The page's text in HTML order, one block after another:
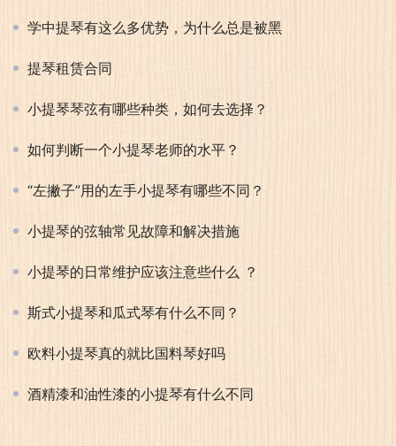
学中提琴有这么多优势，为什么总是被黑
提琴租赁合同
小提琴琴弦有哪些种类，如何去选择？
如何判断一个小提琴老师的水平？
“左撇子”用的左手小提琴有哪些不同？
小提琴的弦轴常见故障和解决措施
小提琴的日常维护应该注意些什么 ？
斯式小提琴和瓜式琴有什么不同？
欧料小提琴真的就比国料琴好吗
酒精漆和油性漆的小提琴有什么不同